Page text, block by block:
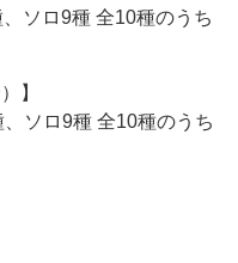
ソロ9種 全10種のうち
】
ソロ9種 全10種のうち